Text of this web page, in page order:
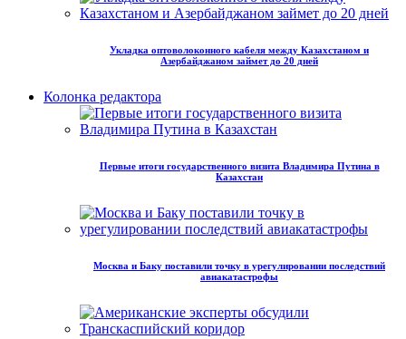
Укладка оптоволоконного кабеля между Казахстаном и
Азербайджаном займет до 20 дней
Колонка редактора
Первые итоги государственного визита Владимира Путина в
Казахстан
Москва и Баку поставили точку в урегулировании последствий
авиакатастрофы